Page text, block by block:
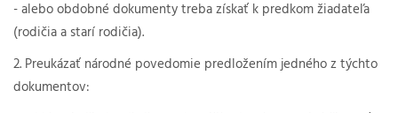
- alebo obdobné dokumenty treba získať k predkom žiadateľa
(rodičia a starí rodičia).
2. Preukázať národné povedomie predložením jedného z týchto
dokumentov: